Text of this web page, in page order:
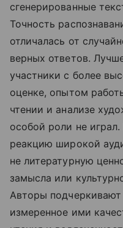
сгенерированные
Точность
отличалась от
верных ответов.
участники с более
оценке, опытом
чтении и анализе
особой роли не
реакцию широкой
не литературную
замысла или
Авторы подчеркивают
измеренное ими